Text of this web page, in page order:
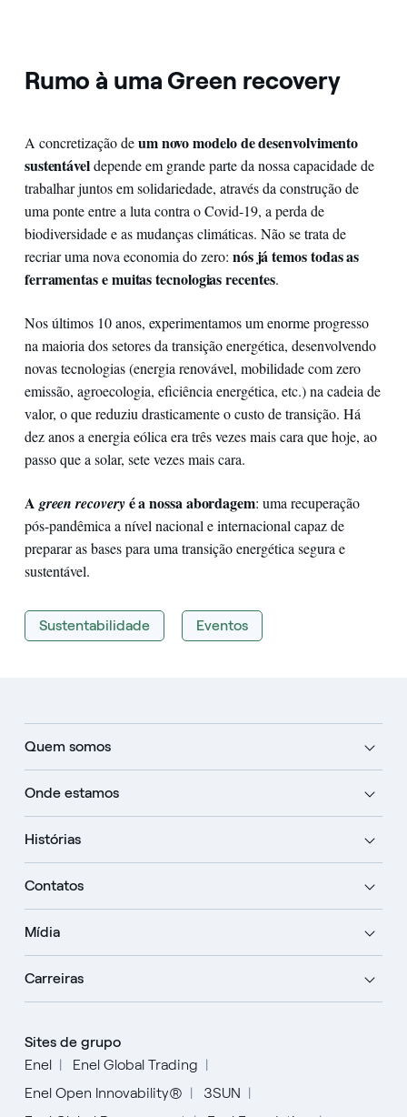
Rumo à uma Green recovery
A concretização deum novo modelo de desenvolvimento
sustentáveldepende em grande parte da nossa capacidade de
trabalhar juntos em solidariedade, através da construção de
uma ponte entre a luta contra o Covid-19, a perda de
biodiversidade e as mudanças climáticas. Não se trata de
recriar uma nova economia do zero: nós já temos todas as
ferramentas e muitas tecnologias recentes.
Nos últimos 10 anos, experimentamos um enorme progresso
na maioria dos setores da transição energética, desenvolvendo
novas tecnologias (energia renovável, mobilidade com zero
emissão, agroecologia, eficiência energética, etc.) na cadeia de
valor, o que reduziu drasticamente o custo de transição. Há
dez anos a energia eólica era três vezes mais cara que hoje, ao
passo que a solar, sete vezes mais cara.
A green recoveryé a nossa abordagem: uma recuperação
pós-pandêmica a nível nacional e internacional capaz de
preparar as bases para uma transição energética segura e
sustentável.
Sustentabilidade Eventos
Quem somos
Onde estamos
Histórias
Contatos
Mídia
Carreiras
Sites de grupo
Enel
Enel Global Trading
Enel Open Innovability®
3SUN